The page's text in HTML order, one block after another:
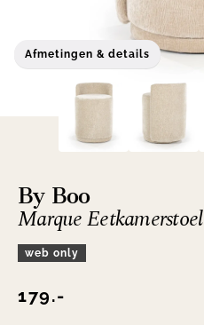
Afmetingen & details
By Boo
Marque Eetkamerstoel
web only
179.-